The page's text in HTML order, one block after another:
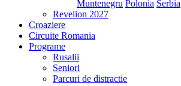
Muntenegru Polonia Serbia
Revelion 2027
Croaziere
Circuite Romania
Programe
Rusalii
Seniori
Parcuri de distractie